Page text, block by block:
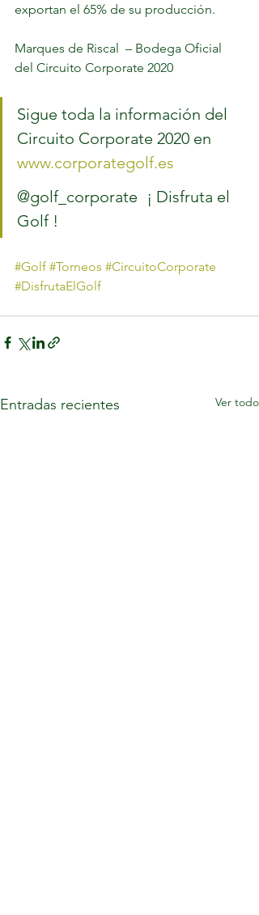
exportan el 65% de su producción.
Marques de Riscal  – Bodega Oficial
del Circuito Corporate 2020
Sigue toda la información del
Circuito Corporate 2020 en
www.corporategolf.es
@golf_corporate 	¡ Disfruta el
#Golf #Torneos #CircuitoCorporate
#DisfrutaElGolf
Entradas recientes Ver todo